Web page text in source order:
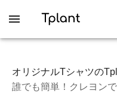
オリジナルTシャツの
誰でも簡単！クレヨン